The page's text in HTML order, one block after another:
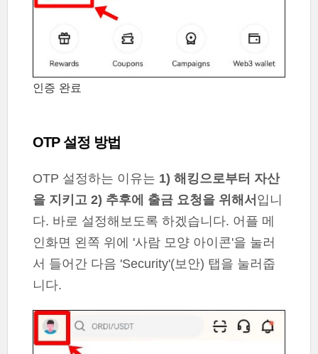
인증 완료
OTP 설정 방법
OTP 설정하는 이유는 1) 해킹으로부터 자산
을 지키고 2) 추후에 출금 요청을 위해서 입니
다. 바로 설정해보도록 하겠습니다. 어플 메
인화면 왼쪽 위에 '사람 모양 아이콘'을 눌러
서 들어간 다음 'Security'(보안) 탭을 눌러줍
니다.